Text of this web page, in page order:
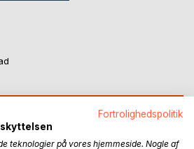
Fortrolighedspolitik
teknologier på vores hjemmeside. Nogle af